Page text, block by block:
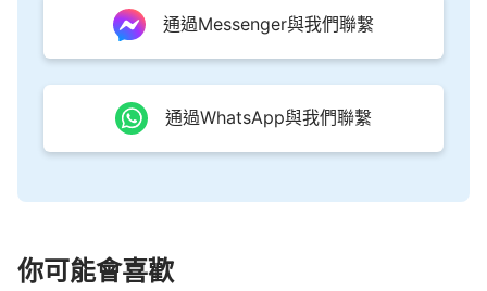
通過Messenger與我們聯繫
通過WhatsApp與我們聯繫
你可能會喜歡